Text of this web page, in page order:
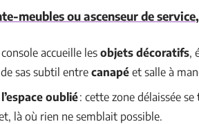
meubles ou ascenseur de
accueille les objets décoratifs,
sas subtil entre canapé et salle à
oublié: cette zone délaissée
là où rien ne semblait possible.